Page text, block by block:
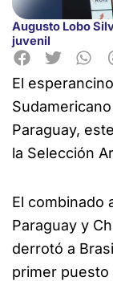
Augusto Lobo
juvenil
El
Paraguay,
la Selección
El combinado
Paraguay y
derrotó a
primer puesto